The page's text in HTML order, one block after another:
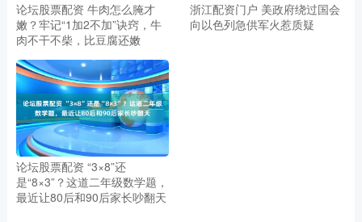
论坛股票配资 牛肉怎么腌才
嫩？牢记“1加2不加”诀窍，牛
肉不干不柴，比豆腐还嫩
浙江配资门户 美政府绕过国会
向以色列急供军火惹质疑
论坛股票配资 “3×8”还
是“8×3”？这道二年级数学题，
最近让80后和90后家长吵翻天